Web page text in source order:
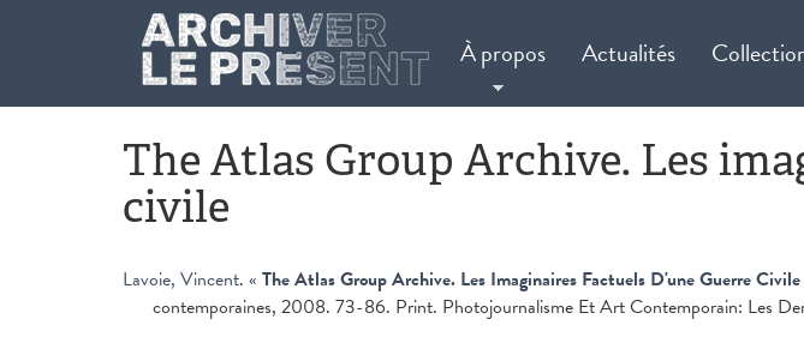
Aller au contenu principal
À propos Actualités
The Atlas Group Archive. Les
civile
Lavoie, Vincent. « The Atlas Group Archive. Les Imaginaires Factuels D'une Guerre Civile
contemporaines, 2008. 73-86. Print. Photojournalisme Et Art Contemporain: Les